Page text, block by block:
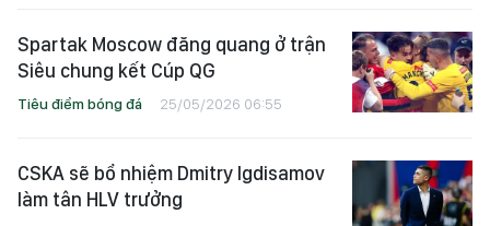
Spartak Moscow đăng quang ở trận
Siêu chung kết Cúp QG
Tiêu điểm bóng đá 25/05/2026 06:55
CSKA sẽ bổ nhiệm Dmitry Igdisamov
làm tân HLV trưởng